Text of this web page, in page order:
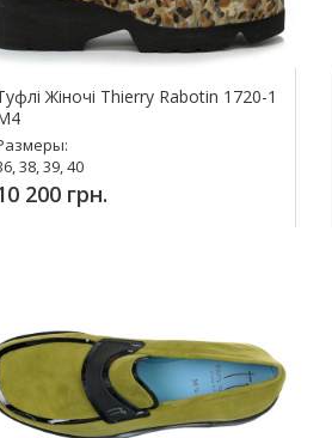
Жіночі Thierry Rabotin 1720-1
38, 39, 40
200 грн.